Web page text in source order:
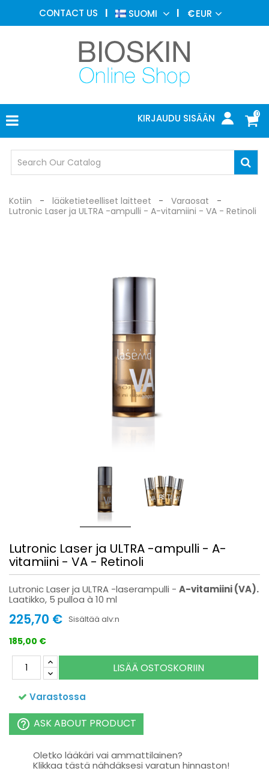
CONTACT US SUOMI €EUR
0
KIRJAUDU SISÄÄN
ESTEETTINEN
LÄÄKETIEDE
IHOTAUTIOPPI
VALOHOITO
LÄÄKETIETEELLISET
LÄÄKÄRIN
TOIMISTO
SUOJALASIT
Kotiin lääketieteelliset laitteet
Varaosat
Lutronic Laser ja ULTRA -ampulli - A-vitamiini - VA - Retinoli
Lutronic Laser ja ULTRA -ampulli - A-
vitamiini - VA - Retinoli
Lutronic Laser ja ULTRA -laserampulli - A-vitamiini (VA).
Laatikko, 5 pulloa à 10 ml
225,70 € Sisältää alv:n
185,00 €
LISÄÄ OSTOSKORIIN
Varastossa
help_outline ASK ABOUT PRODUCT
Oletko lääkäri vai ammattilainen?
Klikkaa tästä nähdäksesi varatun hinnaston!